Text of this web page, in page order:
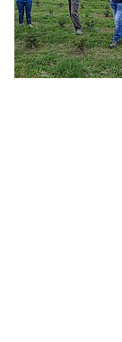
Integration